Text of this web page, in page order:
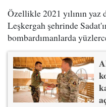
Özellikle 2021 yılının
Leşkergah şehrinde
bombardımanlarda